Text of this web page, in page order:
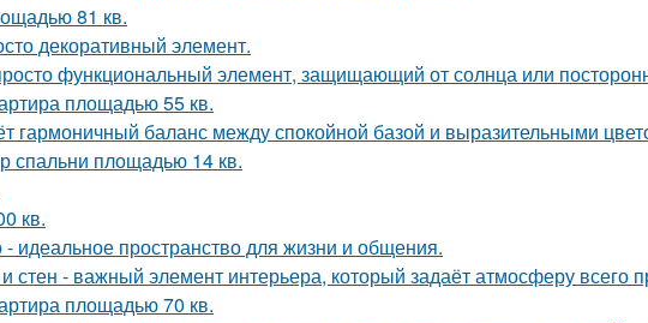
81 кв.
декоративный элемент.
функциональный элемент, защищающий от солнца или
площадью 55 кв.
гармоничный баланс между спокойной базой и выразительными
спальни площадью 14 кв.
кв.
идеальное пространство для жизни и общения.
стен - важный элемент интерьера, который задаёт атмосферу всего
площадью 70 кв.